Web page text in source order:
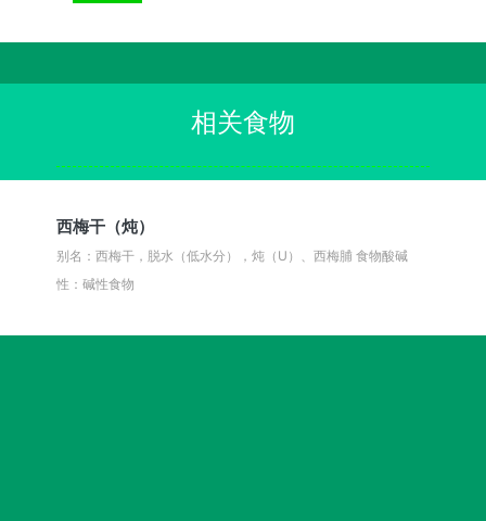
相关食物
西梅干（炖）
别名：西梅干，脱水（低水分），炖（U）、西梅脯食物酸碱
性：碱性食物